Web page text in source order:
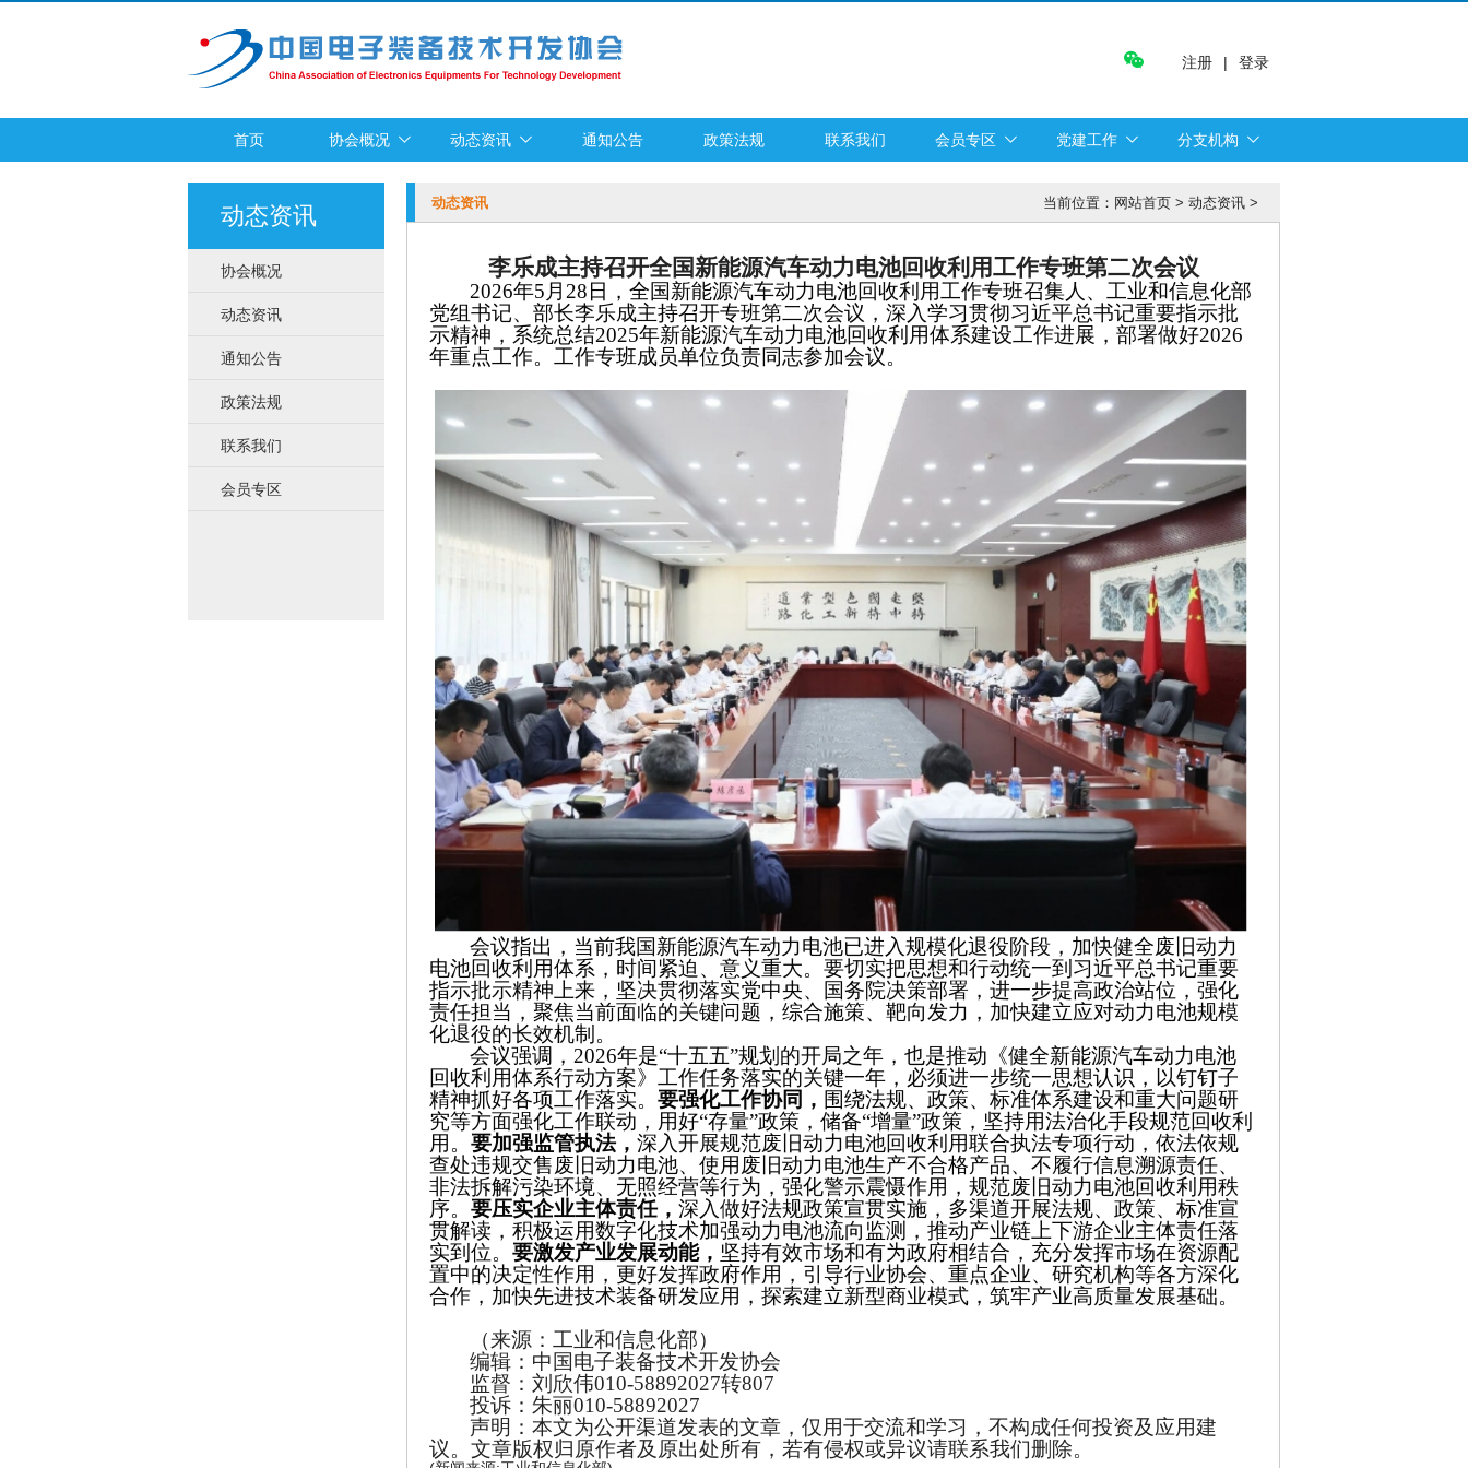
注册 | 登录
首页 协会概况 动态资讯 通知公告 政策法规 联系我们 会员专区 党建工作 分支机构
动态资讯
协会概况
动态资讯
通知公告
政策法规
联系我们
会员专区
动态资讯 当前位置： 网站首页 > 动态资讯 >
李乐成主持召开全国新能源汽车动力电池回收利用工作专班第二次会议
2026年5月28日，全国新能源汽车动力电池回收利用工作专班召集人、工业和信息化部
党组书记、部长李乐成主持召开专班第二次会议，深入学习贯彻习近平总书记重要指示批
示精神，系统总结2025年新能源汽车动力电池回收利用体系建设工作进展，部署做好2026
年重点工作。工作专班成员单位负责同志参加会议。
会议指出，当前我国新能源汽车动力电池已进入规模化退役阶段，加快健全废旧动力
电池回收利用体系，时间紧迫、意义重大。要切实把思想和行动统一到习近平总书记重要
指示批示精神上来，坚决贯彻落实党中央、国务院决策部署，进一步提高政治站位，强化
责任担当，聚焦当前面临的关键问题，综合施策、靶向发力，加快建立应对动力电池规模
化退役的长效机制。
会议强调， 2026年是“十五五”规划的开局之年，也是推动《健全新能源汽车动力电池
回收利用体系行动方案》工作任务落实的关键一年，必须进一步统一思想认识，以钉钉子
精神抓好各项工作落实。 要强化工作协同， 围绕法规、政策、标准体系建设和重大问题研
究等方面强化工作联动，用好“存量”政策，储备“增量”政策，坚持用法治化手段规范回收利
用。 要加强监管执法， 深入开展规范废旧动力电池回收利用联合执法专项行动，依法依规
查处违规交售废旧动力电池、使用废旧动力电池生产不合格产品、不履行信息溯源责任、
非法拆解污染环境、无照经营等行为，强化警示震慑作用，规范废旧动力电池回收利用秩
序。 要压实企业主体责任， 深入做好法规政策宣贯实施，多渠道开展法规、政策、标准宣
贯解读，积极运用数字化技术加强动力电池流向监测，推动产业链上下游企业主体责任落
实到位。 要激发产业发展动能， 坚持有效市场和有为政府相结合，充分发挥市场在资源配
置中的决定性作用，更好发挥政府作用，引导行业协会、重点企业、研究机构等各方深化
合作，加快先进技术装备研发应用，探索建立新型商业模式，筑牢产业高质量发展基础。
（来源： 工业和信息化部）
编辑：中国电子装备技术开发协会
监督：刘欣伟010-58892027转807
投诉：朱丽010-58892027
声明：本文为公开渠道发表的文章，仅用于交流和学习，不构成任何投资及应用建
议。文章版权归原作者及原出处所有，若有侵权或异议请联系我们删除。